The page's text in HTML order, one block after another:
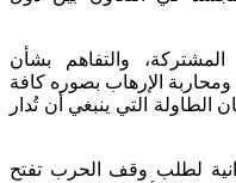
والتفاهم بشأن
ومحاربة الإرهاب بصوره كافة
الطاولة التي ينبغي أن تُدار
لطلب وقف الحرب تفتح